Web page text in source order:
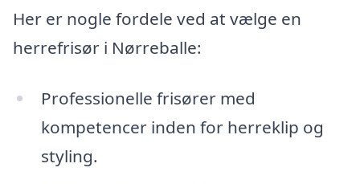
Her er nogle fordele ved at vælge en
herrefrisør i Nørreballe:
Professionelle frisører med
kompetencer inden for herreklip og
styling.